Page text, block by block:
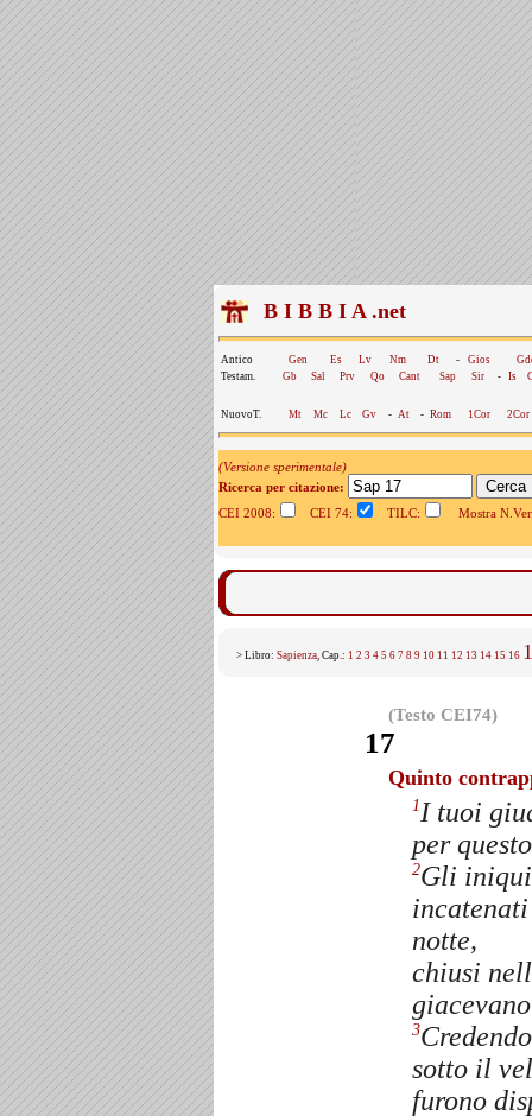
B I B B I A .net
Antico Gen Es Lv Nm Dt - Gios
Testam.
Gb Sal Prv Qo Cant Sap Sir - Is
NuovoT. Mt Mc Lc Gv - At - Rom 1Cor 2Cor
(Versione sperimentale)
Ricerca per citazione:
CEI 2008:
CEI 74: TILC: Mostra
> Libro: Sapienza, Cap.: 1 2 3 4 5 6 7 8 9 10 11 12 13 14 15 16
(Testo CEI74)
17
Quinto
1 I tuoi
per
2Gli iniqui
notte,
chiusi
3
sotto il
furono